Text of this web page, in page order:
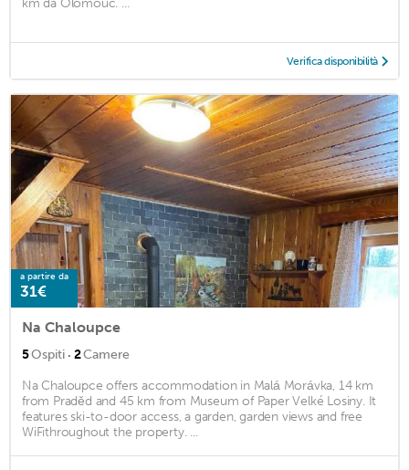
Verifica disponibilità
a partire da
31€
Na Chaloupce
5Ospiti · 2Camere
Na Chaloupce offers accommodation in Malá Morávka, 14 km
from Praděd and 45 km from Museum of Paper Velké Losiny. It
features ski-to-door access, a garden, garden views and free
WiFithroughout the property. ...